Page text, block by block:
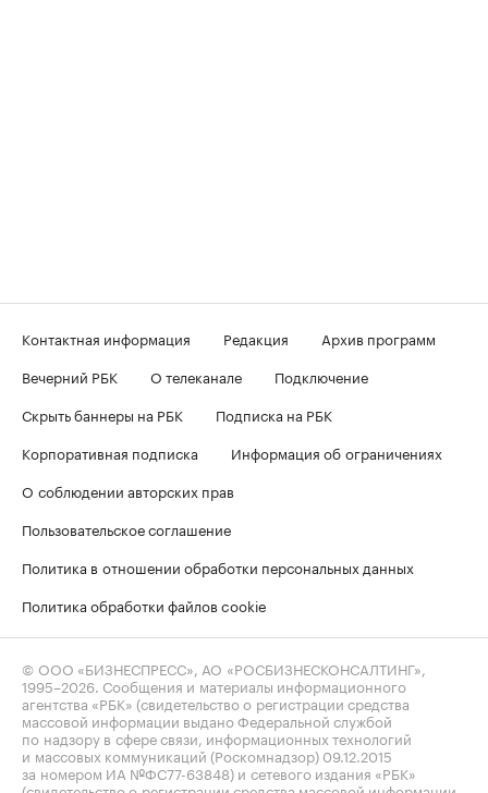
Контактная информация Редакция
Архив программ
Вечерний РБК
О телеканале
Подключение
Скрыть баннеры на РБК
Подписка на РБК
Корпоративная подписка
Информация об ограничениях
О соблюдении авторских прав
Пользовательское соглашение
Политика в отношении обработки персональных данных
Политика обработки файлов cookie
© ООО «БИЗНЕСПРЕСС», АО «РОСБИЗНЕСКОНСАЛТИНГ»,
1995–2026 . Сообщения и материалы информационного
агентства «РБК» (свидетельство о регистрации средства
массовой информации выдано Федеральной службой
по надзору в сфере связи, информационных технологий
и массовых коммуникаций (Роскомнадзор) 09.12.2015
за номером ИА №ФС77-63848) и сетевого издания «РБК»